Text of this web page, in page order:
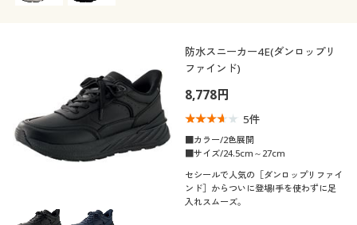
防水スニーカー4E(ダンロップリ
ファインド)
8,778円
5件
■カラー/2色展開
■サイズ/24.5cm～27cm
セシールで人気の［ダンロップリファイ
ンド］からついに登場!手を使わずに足
入れスムーズ。